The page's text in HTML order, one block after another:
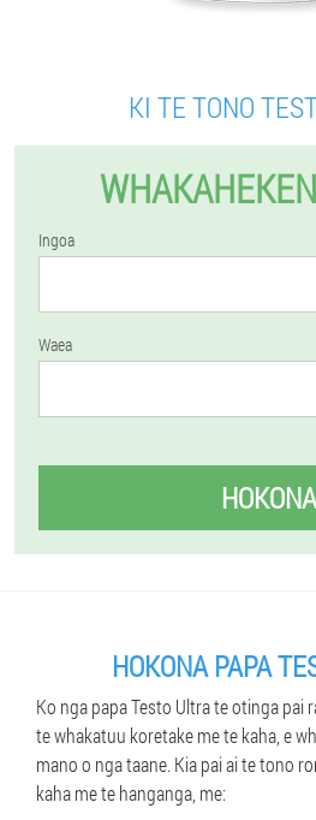
KI TE TONO
Ingoa
Waea
HOKONA
HOKONA PAPA
Ko nga papa Testo Ultra te otinga pai
te whakatuu koretake me te kaha, e
mano o nga taane. Kia pai ai te tono
kaha me te hanganga, me: